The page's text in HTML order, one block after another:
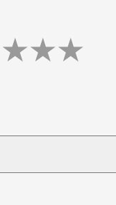
★★★